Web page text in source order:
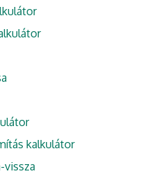
kalkulátor
vissza